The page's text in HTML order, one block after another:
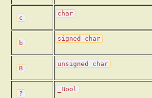
c
char
b
signed char
B
unsigned char
?
_Bool